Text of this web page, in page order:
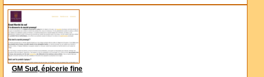
GM Sud, épicerie fine